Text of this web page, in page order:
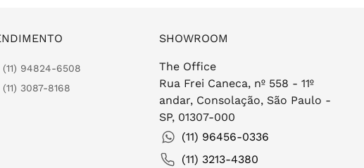
(11) 94824-6508
(11) 3087-8168
SHOWROOM
The Office
Rua Frei Caneca, nº 558 - 11º
andar, Consolação, São Paulo -
SP, 01307-000
(11) 96456-0336
(11) 3213-4380